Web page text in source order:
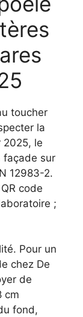
toucher
la
2025, le
façade sur
12983-2.
code
;
Pour un
chez De
de
cm
fond,